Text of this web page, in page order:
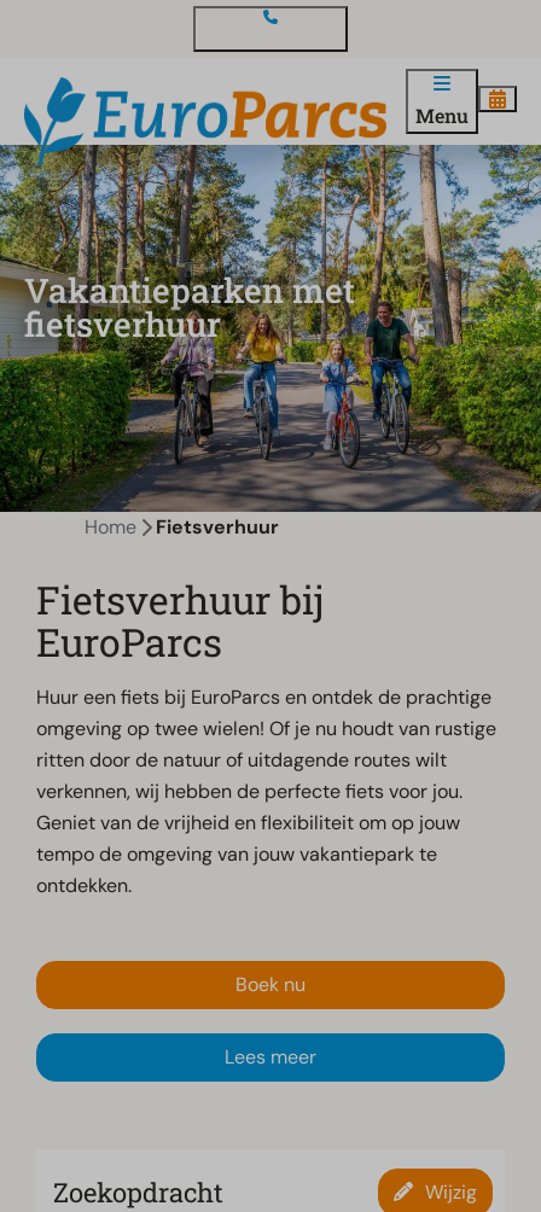
Menu
Vakantieparken met
fietsverhuur
Home Fietsverhuur
Fietsverhuur bij
EuroParcs
Huur een fiets bij EuroParcs en ontdek de prachtige
omgeving op twee wielen! Of je nu houdt van rustige
ritten door de natuur of uitdagende routes wilt
verkennen, wij hebben de perfecte fiets voor jou.
Geniet van de vrijheid en flexibiliteit om op jouw
tempo de omgeving van jouw vakantiepark te
ontdekken.
Boek nu
Lees meer
Zoekopdracht Wijzig